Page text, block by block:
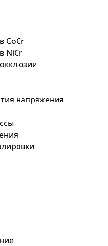
CoCr
NiCr
напряжения